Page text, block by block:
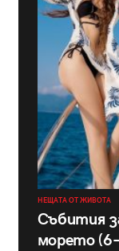
НЕЩАТА ОТ ЖИВОТА
Събития
морето